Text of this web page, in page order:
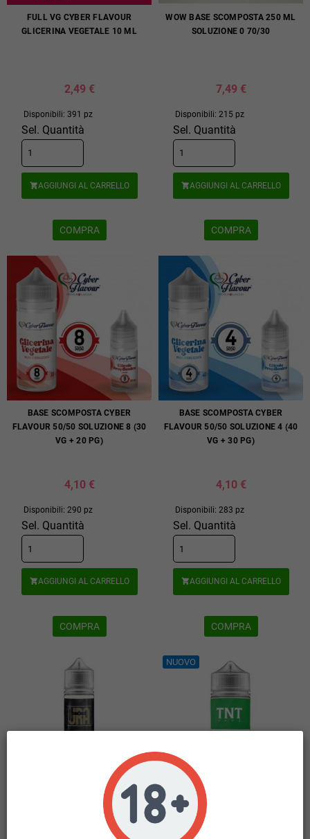
FULL VG CYBER FLAVOUR
GLICERINA VEGETALE 10 ML
2,49 €
Disponibili: 391 pz
Sel. Quantità
AGGIUNGI AL CARRELLO
COMPRA
WOW BASE SCOMPOSTA 250 ML
SOLUZIONE 0 70/30
7,49 €
Disponibili: 215 pz
Sel. Quantità
AGGIUNGI AL CARRELLO
COMPRA
BASE SCOMPOSTA CYBER
FLAVOUR 50/50 SOLUZIONE 8 (30
VG + 20 PG)
4,10 €
Disponibili: 290 pz
Sel. Quantità
AGGIUNGI AL CARRELLO
COMPRA
BASE SCOMPOSTA CYBER
FLAVOUR 50/50 SOLUZIONE 4 (40
VG + 30 PG)
4,10 €
Disponibili: 283 pz
Sel. Quantità
AGGIUNGI AL CARRELLO
COMPRA
FULL VG URA GLICERINA
VEGETALE 30 ML IN CHUBBY
GORILLA DA 60 ML
NUOVO
FULL VG TNT VAPE GLICERINA
VEGETALE 50 ML IN CHUBBY DA